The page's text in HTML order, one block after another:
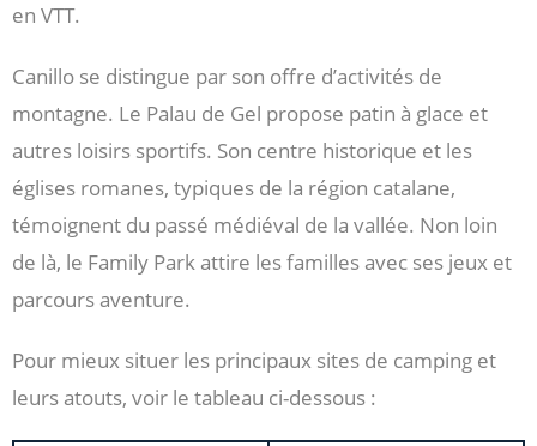
en VTT.
Canillo se distingue par son offre d’activités de
montagne. Le Palau de Gel propose patin à glace et
autres loisirs sportifs. Son centre historique et les
églises romanes, typiques de la région catalane,
témoignent du passé médiéval de la vallée. Non loin
de là, le Family Park attire les familles avec ses jeux et
parcours aventure.
Pour mieux situer les principaux sites de camping et
leurs atouts, voir le tableau ci-dessous :